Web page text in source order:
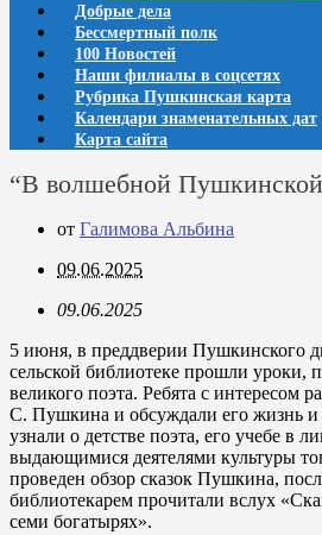
Добрые дела
Бессмертный полк
100 Новостей
Наши филиалы в соцсетях
Рубрика Пушкинская карта
Календари знаменательных дат
Карта сайта
“В волшебной Пушкинской
от Галимова Альбина
09.06.2025
09.06.2025
5 июня, в преддверии Пушкинского
сельской библиотеке прошли уроки,
великого поэта. Ребята с интересом
С. Пушкина и обсуждали его жизнь и
узнали о детстве поэта, его учебе в
выдающимися деятелями культуры
проведен обзор сказок Пушкина,
библиотекарем прочитали вслух
семи богатырях».